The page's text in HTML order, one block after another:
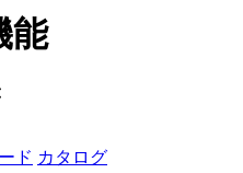
能
ド カタログ